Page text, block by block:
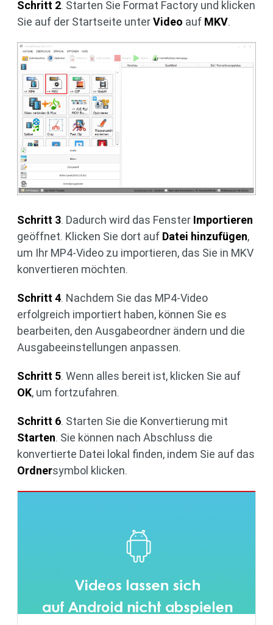
Schritt 2. Starten Sie Format Factory und klicken
Sie auf der Startseite unterVideo auf MKV.
Schritt 3. Dadurch wird das Fenster Importieren
geöffnet. Klicken Sie dort auf Datei hinzufügen,
um Ihr MP4-Video zu importieren, das Sie in MKV
konvertieren möchten.
Schritt 4. Nachdem Sie das MP4-Video
erfolgreich importiert haben, können Sie es
bearbeiten, den Ausgabeordner ändern und die
Ausgabeeinstellungen anpassen.
Schritt 5. Wenn alles bereit ist, klicken Sie auf
OK, um fortzufahren.
Schritt 6. Starten Sie die Konvertierung mit
Starten. Sie können nach Abschluss die
konvertierte Datei lokal finden, indem Sie auf das
Ordnersymbol klicken.